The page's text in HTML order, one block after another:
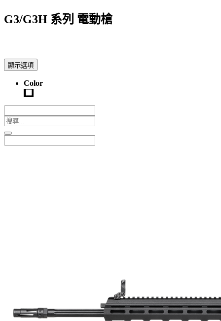
G3/G3H 系列 電動槍
顯示選項
Color